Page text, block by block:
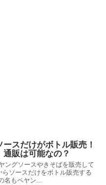
スだけがボトル販売！
販は可能なの？
ングソースやきそばを販売して
らソースだけをボトル販売する
名もペヤン...